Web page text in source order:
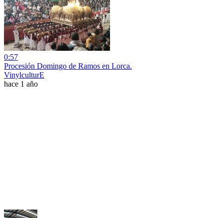
0:57
Procesión Domingo de Ramos en Lorca.
VinylculturE
hace 1 año